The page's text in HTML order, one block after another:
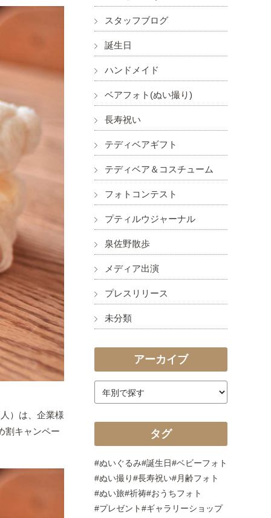
）は、企業様
割キャンペー
スタッフブログ
誕生日
ハンドメイド
ベアフォト(ぬい撮り)
長寿祝い
テディベアギフト
テディベア＆コスチューム
フォトコンテスト
プティルウジャーナル
泉佐野散歩
メディア出演
プレスリリース
未分類
アーカイブ
タグ
ぬいぐるみ 誕生日
ベビーフォト
ぬい撮り
長寿祝い
月齢フォト
ぬい旅 祈祷 おうちフォト
プレゼント
ギャラリーショップ